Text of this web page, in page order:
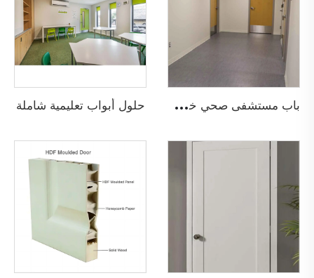
ب
اب مستشفى صحي خشبي مضاد للحريق حلول أبواب تعليمية شاملة